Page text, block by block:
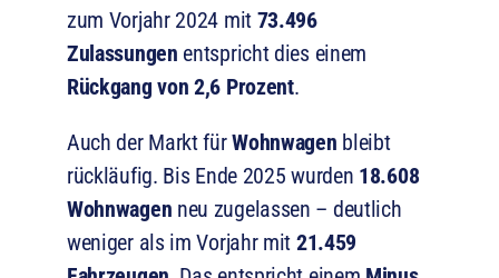
zum Vorjahr 2024 mit 73.496
Zulassungen entspricht dies einem
Rückgang von 2,6 Prozent.
Auch der Markt fürWohnwagen bleibt
rückläufig. Bis Ende 2025 wurden 18.608
Wohnwagen neu zugelassen – deutlich
weniger als im Vorjahr mit 21.459